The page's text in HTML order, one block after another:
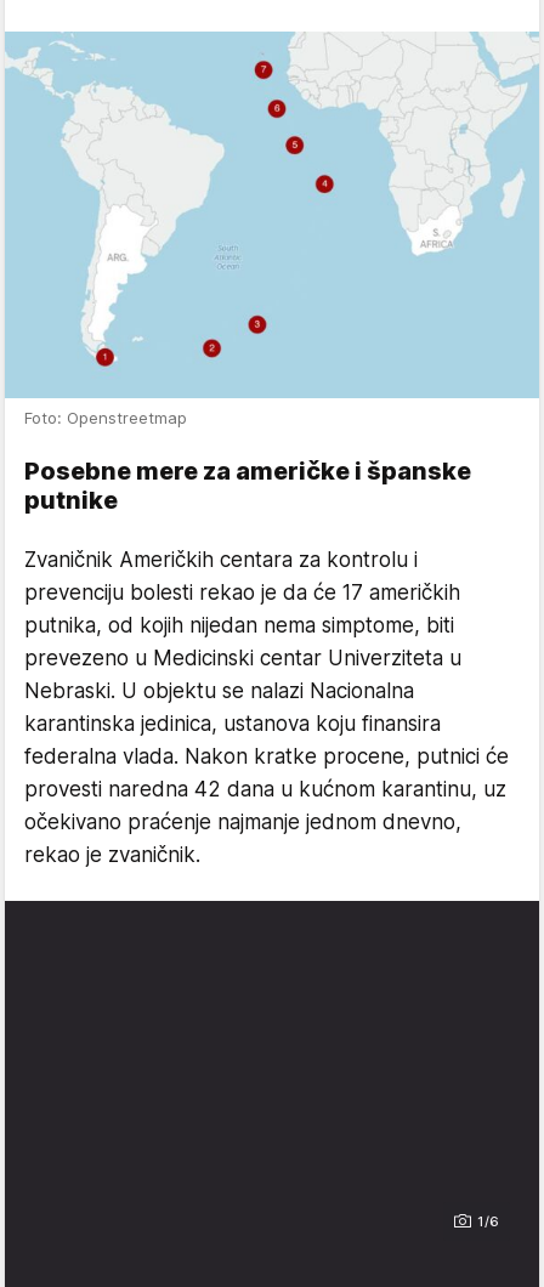
Foto: Openstreetmap
Posebne mere za američke i španske
putnike
Zvaničnik Američkih centara za kontrolu i
prevenciju bolesti rekao je da će 17 američkih
putnika, od kojih nijedan nema simptome, biti
prevezeno u Medicinski centar Univerziteta u
Nebraski. U objektu se nalazi Nacionalna
karantinska jedinica, ustanova koju finansira
federalna vlada. Nakon kratke procene, putnici će
provesti naredna 42 dana u kućnom karantinu, uz
očekivano praćenje najmanje jednom dnevno,
rekao je zvaničnik.
1/6